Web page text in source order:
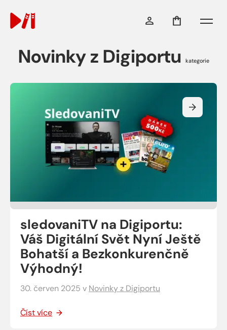
Menu
Novinky z Digiportu kategorie
sledovaniTV na Digiportu:
Váš Digitální Svět Nyní Ještě
Bohatší a Bezkonkurenčně
Výhodný!
30. červen 2025 v Novinky z Digiportu
Číst více